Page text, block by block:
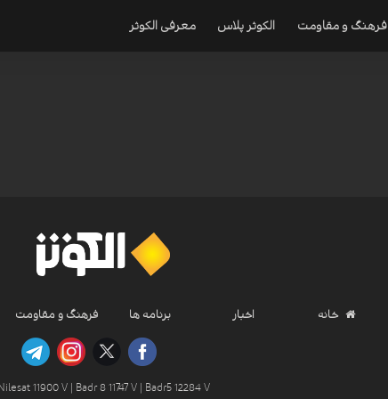
فرهنگ و مقاومت الکوثر پلاس معرفی الکوثر
خانه اخبار برنامه ها فرهنگ و مقاومت
11900 V | Badr 8 11747 V | Badr5 12284 V